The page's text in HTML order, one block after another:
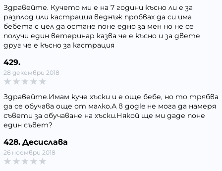
Здравейте. Кучето ми е на 7 години късно ли е за
разплод или кастрация веднъж пробвах да си има
бебета с цел да остане поне едно за мен но не се
получи един ветеринар казва че е късно и за двете
друг че е късно за кастрация
429.
28 декември 2018
Здравейте.Имам куче хъски и е още бебе, но то трябва
да се обучава още от малко.А в gogle не мога да намеря
съвети за обучаване на хъски.Някой ще ми даде поне
един съвет?
428. Десислава
26 ноември 2018